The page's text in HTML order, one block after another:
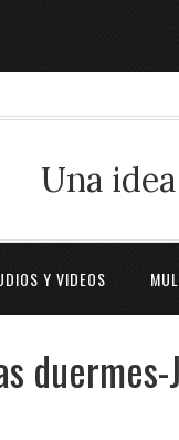
Una
Y VIDEOS
duermes-